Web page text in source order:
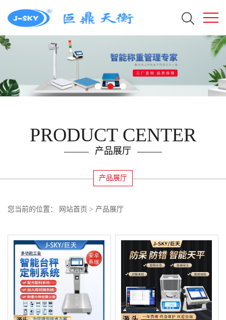
PRODUCT CENTER
产品展厅
产品展厅
您当前的位置： 网站首页 > 产品展厅